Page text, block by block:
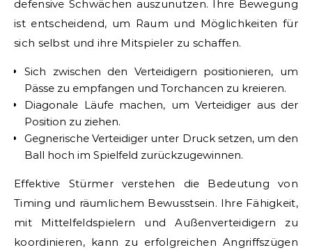
defensive Schwächen auszunutzen. Ihre Bewegung
ist entscheidend, um Raum und Möglichkeiten für
sich selbst und ihre Mitspieler zu schaffen.
Sich zwischen den Verteidigern positionieren, um
Pässe zu empfangen und Torchancen zu kreieren.
Diagonale Läufe machen, um Verteidiger aus der
Position zu ziehen.
Gegnerische Verteidiger unter Druck setzen, um den
Ball hoch im Spielfeld zurückzugewinnen.
Effektive Stürmer verstehen die Bedeutung von
Timing und räumlichem Bewusstsein. Ihre Fähigkeit,
mit Mittelfeldspielern und Außenverteidigern zu
koordinieren, kann zu erfolgreichen Angriffszügen